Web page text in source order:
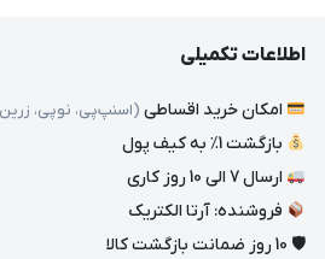
اطلاعات تکمیلی
امکان خرید اقساطی (اسنپ‌پی، نوپی،
بازگشت 1٪ به کیف پول
ارسال 7 الی 10 روز کاری
فروشنده: آرتا الکتریک
🛡 10 روز ضمانت بازگشت کالا